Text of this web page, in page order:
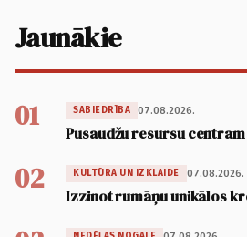
Jaunākie
01 SABIEDRĪBA 07.08.2026.
Pusaudžu resursu
02 KULTŪRA UN IZKLAIDE 07.08.2026.
Izzinot rumāņu unikālos